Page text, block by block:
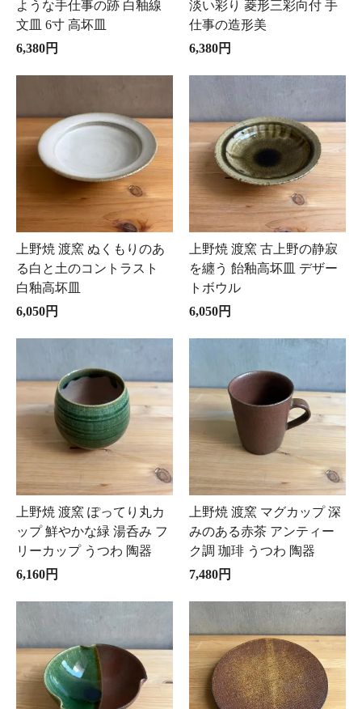
ような手仕事の跡 白釉線
文皿 6寸 高坏皿
6,380円
淡い彩り 菱形三彩向付 手
仕事の造形美
6,380円
上野焼 渡窯 ぬくもりのあ
る白と土のコントラスト
白釉高坏皿
6,050円
上野焼 渡窯 古上野の静寂
を纏う 飴釉高坏皿 デザー
トボウル
6,050円
上野焼 渡窯 ぽってり丸カ
ップ 鮮やかな緑 湯呑み フ
リーカップ うつわ 陶器
6,160円
上野焼 渡窯 マグカップ 深
みのある赤茶 アンティー
ク調 珈琲 うつわ 陶器
7,480円